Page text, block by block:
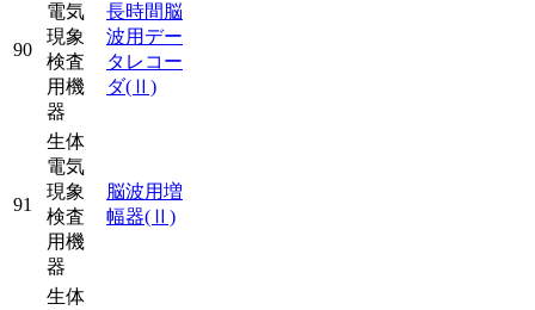
90
電気
現象
検査
用機
器
長時間脳
波用デー
タレコー
ダ(Ⅱ)
91
生体
電気
現象
検査
用機
器
脳波用増
幅器(Ⅱ)
生体